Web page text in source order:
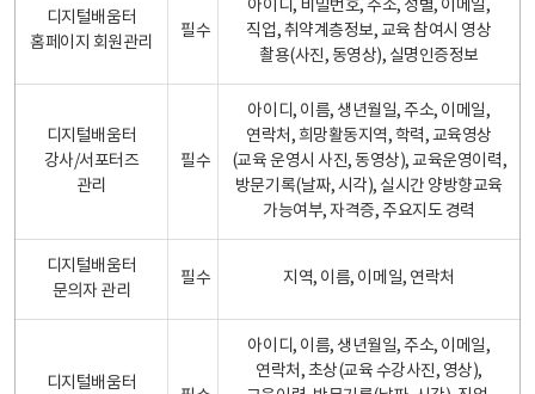
디지털배움터
홈페이지 회원관리
필수
아이디, 비밀번호, 주소, 성별, 이메일,
직업, 취약계층정보, 교육 참여시 영상
촬용(사진, 동영상), 실명인증정보
디지털배움터
강사/서포터즈
관리
필수
아이디, 이름, 생년월일, 주소, 이메일,
연락처, 희망활동지역, 학력, 교육영상
(교육 운영시 사진, 동영상), 교육운영이력,
방문기록(날짜, 시각), 실시간 양방향교육
가능여부, 자격증, 주요지도 경력
디지털배움터
문의자 관리
필수 지역, 이름, 이메일, 연락처
디지털배움터
아이디, 이름, 생년월일, 주소, 이메일,
연락처, 초상(교육 수강사진, 영상),